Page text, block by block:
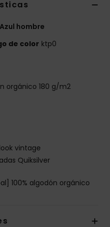
hombre
de color ktp0
orgánico 180 g/m2
vintage
Quiksilver
100% algodón orgánico